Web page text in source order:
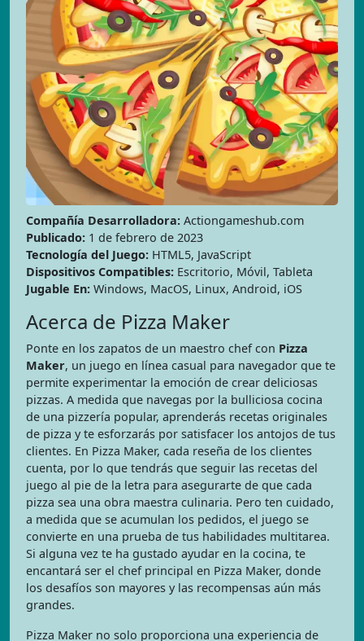
Compañía Desarrolladora: Actiongameshub.com
Publicado: 1 de febrero de 2023
Tecnología del Juego: HTML5, JavaScript
Dispositivos Compatibles: Escritorio, Móvil, Tableta
Jugable En: Windows, MacOS, Linux, Android, iOS
Acerca de Pizza Maker
Ponte en los zapatos de un maestro chef con Pizza
Maker, un juego en línea casual para navegador que te
permite experimentar la emoción de crear deliciosas
pizzas. A medida que navegas por la bulliciosa cocina
de una pizzería popular, aprenderás recetas originales
de pizza y te esforzarás por satisfacer los antojos de tus
clientes. En Pizza Maker, cada reseña de los clientes
cuenta, por lo que tendrás que seguir las recetas del
juego al pie de la letra para asegurarte de que cada
pizza sea una obra maestra culinaria. Pero ten cuidado,
a medida que se acumulan los pedidos, el juego se
convierte en una prueba de tus habilidades multitarea.
Si alguna vez te ha gustado ayudar en la cocina, te
encantará ser el chef principal en Pizza Maker, donde
los desafíos son mayores y las recompensas aún más
grandes.
Pizza Maker no solo proporciona una experiencia de